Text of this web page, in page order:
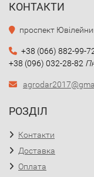
КОНТАКТИ
проспект
+38 (066) 882-99-
+38 (096) 032-28-82
РОЗДІЛ
Контакти
Доставка
Оплата